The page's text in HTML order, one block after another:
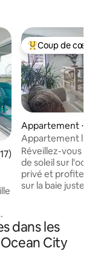
moyenne sur la
Coups de cœur
Coup de cœur
Appartement ⋅
Appartement
de l'océan
Réveillez-vous
de soleil sur
privé et profitez
sur la baie juste
MD est à
de mer sans rue
voiture
dans les
City